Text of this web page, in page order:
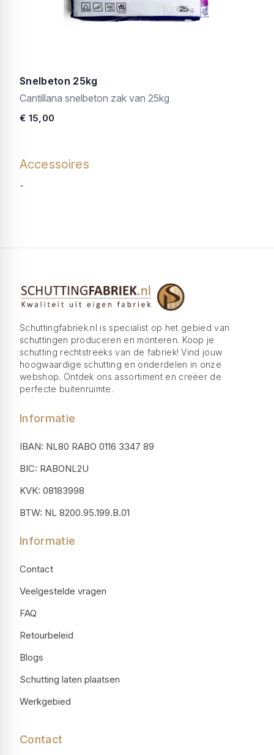
Snelbeton 25kg
Cantillana snelbeton zak van 25kg
€ 15,00
Accessoires
-
Schuttingfabriek.nl is specialist op het gebied van
schuttingen produceren en monteren. Koop je
schutting rechtstreeks van de fabriek! Vind jouw
hoogwaardige schutting en onderdelen in onze
webshop. Ontdek ons assortiment en creëer de
perfecte buitenruimte.
Informatie
IBAN: NL80 RABO 0116 3347 89
BIC: RABONL2U
KVK: 08183998
BTW: NL 8200.95.199.B.01
Informatie
Contact
Veelgestelde vragen
FAQ
Retourbeleid
Blogs
Schutting laten plaatsen
Werkgebied
Contact